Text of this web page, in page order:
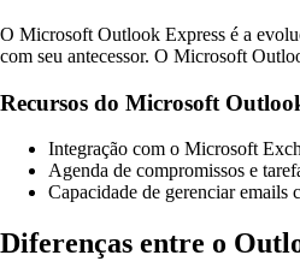
O Microsoft Outlook Express é a
com seu antecessor. O Microsoft
Recursos do Microsoft
Integração com o Microsoft
Agenda de compromissos e
Capacidade de gerenciar emails
Diferenças entre o